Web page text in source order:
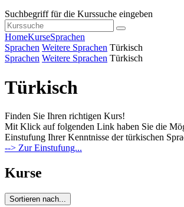
Suchbegriff für die Kurssuche eingeben
HomeKurseSprachen
Sprachen Weitere Sprachen Türkisch
Sprachen Weitere Sprachen Türkisch
Türkisch
Finden Sie Ihren richtigen Kurs!
Mit Klick auf folgenden Link haben Sie die
Einstufung Ihrer Kenntnisse der türkischen
--> Zur Einstufung...
Kurse
Sortieren nach...